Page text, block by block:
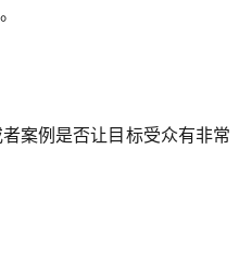
案例是否让目标受众有非常